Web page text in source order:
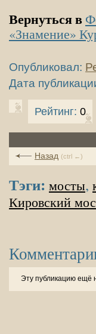
Вернуться в
«Знамение»
Опубликовал:
Дата
Рейтинг: 0
Назад (ctrl ←)
Тэги: мосты,
Кировский
Эту публикацию ещё